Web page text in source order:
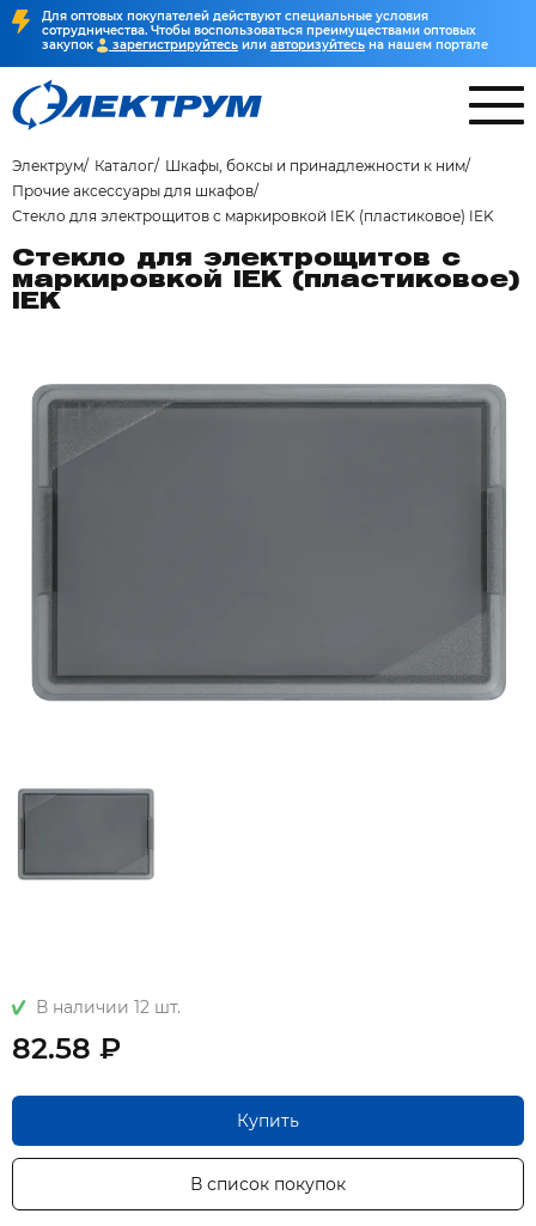
Для оптовых покупателей действуют специальные условия
сотрудничества. Чтобы воспользоваться преимуществами оптовых
закупок
зарегистрируйтесь или авторизуйтесь на нашем портале
Электрум Каталог
Шкафы, боксы и принадлежности к ним
Прочие аксессуары для шкафов
Стекло для электрощитов с маркировкой IEK (пластиковое) IEK
Стекло для электрощитов с
маркировкой IEK (пластиковое)
IEK
В наличии 12 шт.
82.58 ₽
Купить
В список покупок